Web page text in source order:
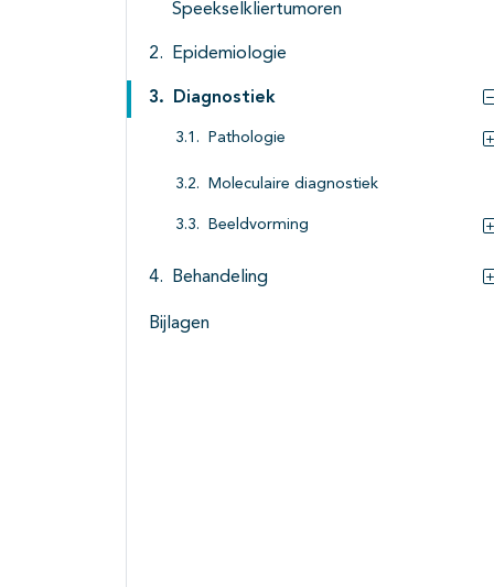
Speekselkliertumoren
Epidemiologie
Diagnostiek
Pathologie
Moleculaire diagnostiek
Beeldvorming
Behandeling
Bijlagen